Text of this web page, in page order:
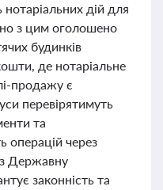
нотаріальних дій для
з цим оголошено
будинків
де нотаріальне
продажу є
перевірятимуть
та
операцій через
Державну
законність та